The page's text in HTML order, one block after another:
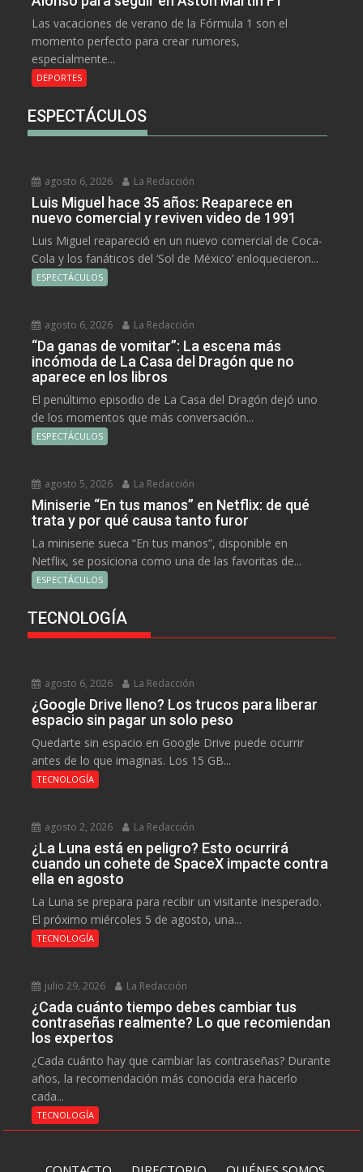
Las vacaciones de verano de la Fórmula 1 son el
momento perfecto para crear rumores,
especialmente...
DEPORTES
ESPECTÁCULOS
agosto 6, 2026 La Redacción
Luis Miguel hace 35 años: Reaparece en
nuevo comercial y reviven video de 1991
Luis Miguel reapareció en un nuevo comercial de Coca-
Cola y los fanáticos del ‘Sol de México’ enloquecieron...
ESPECTÁCULOS
agosto 6, 2026 La Redacción
“Da ganas de vomitar”: La escena más
incómoda de La Casa del Dragón que no
aparece en los libros
El penúltimo episodio de La Casa del Dragón dejó uno
de los momentos que más conversación...
ESPECTÁCULOS
agosto 5, 2026 La Redacción
Miniserie “En tus manos” en Netflix: de qué
trata y por qué causa tanto furor
La miniserie sueca “En tus manos”, disponible en
Netflix, se posiciona como una de las favoritas de...
ESPECTÁCULOS
TECNOLOGÍA
agosto 6, 2026 La Redacción
¿Google Drive lleno? Los trucos para liberar
espacio sin pagar un solo peso
Quedarte sin espacio en Google Drive puede ocurrir
antes de lo que imaginas. Los 15 GB...
TECNOLOGÍA
agosto 2, 2026 La Redacción
¿La Luna está en peligro? Esto ocurrirá
cuando un cohete de SpaceX impacte contra
ella en agosto
La Luna se prepara para recibir un visitante inesperado.
El próximo miércoles 5 de agosto, una...
TECNOLOGÍA
julio 29, 2026 La Redacción
¿Cada cuánto tiempo debes cambiar tus
contraseñas realmente? Lo que recomiendan
los expertos
¿Cada cuánto hay que cambiar las contraseñas? Durante
años, la recomendación más conocida era hacerlo
cada...
TECNOLOGÍA